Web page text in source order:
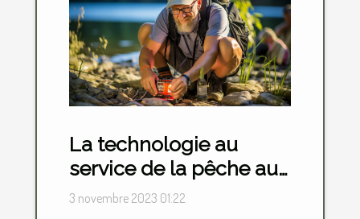
La technologie au
service de la pêche aux
leurres : gadgets et
3 novembre 2023 01:22